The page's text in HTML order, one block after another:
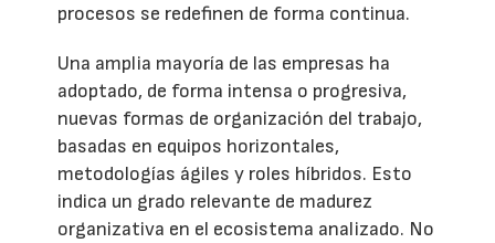
procesos se redefinen de forma continua.
Una amplia mayoría de las empresas ha
adoptado, de forma intensa o progresiva,
nuevas formas de organización del trabajo,
basadas en equipos horizontales,
metodologías ágiles y roles híbridos. Esto
indica un grado relevante de madurez
organizativa en el ecosistema analizado. No